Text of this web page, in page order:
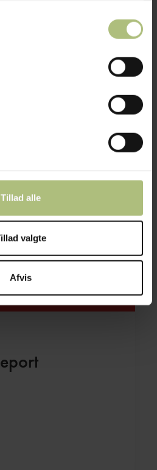
Tillad alle
valgte
Afvis